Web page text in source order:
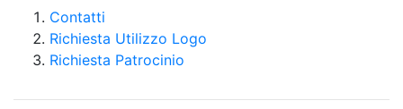
Contatti
Richiesta Utilizzo Logo
Richiesta Patrocinio